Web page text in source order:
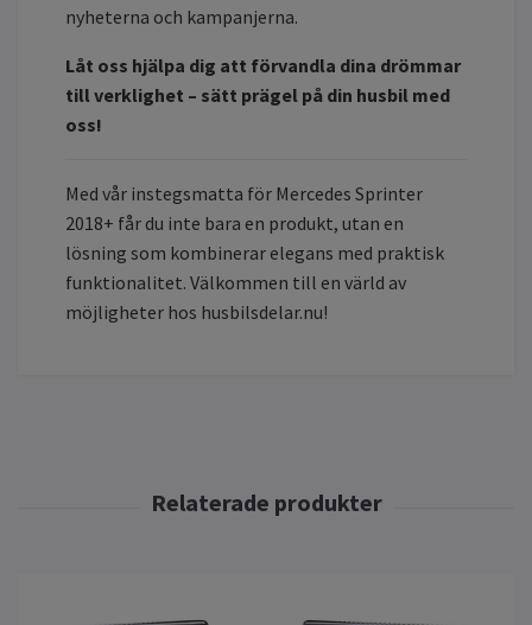
nyheterna och kampanjerna.
Låt oss hjälpa dig att förvandla dina drömmar
till verklighet – sätt prägel på din husbil med
oss!
Med vår instegsmatta för Mercedes Sprinter
2018+ får du inte bara en produkt, utan en
lösning som kombinerar elegans med praktisk
funktionalitet. Välkommen till en värld av
möjligheter hos husbilsdelar.nu!